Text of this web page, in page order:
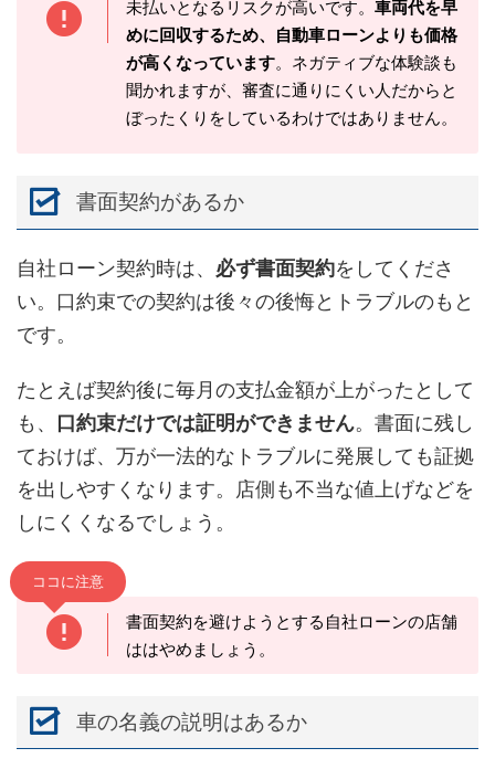
未払いとなるリスクが高いです。 車両代を早
めに回収するため、自動車ローンよりも価格
が高くなっています。ネガティブな体験談も
聞かれますが、審査に通りにくい人だからと
ぼったくりをしているわけではありません。
書面契約があるか
自社ローン契約時は、 必ず書面契約をしてくださ
い。口約束での契約は後々の後悔とトラブルのもと
です。
たとえば契約後に毎月の支払金額が上がったとして
も、 口約束だけでは証明ができません。書面に残し
ておけば、万が一法的なトラブルに発展しても証拠
を出しやすくなります。店側も不当な値上げなどを
しにくくなるでしょう。
ココに注意
書面契約を避けようとする自社ローンの店舗
ははやめましょう。
車の名義の説明はあるか